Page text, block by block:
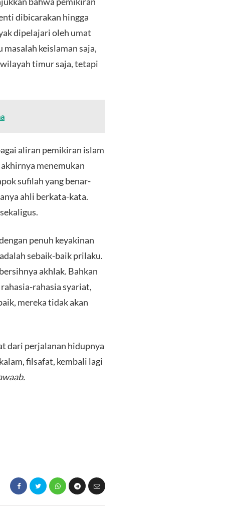
dibicarakan hingga
dipelajari oleh umat
keislaman saja,
timur saja, tetapi
aliran pemikiran islam
menemukan
sufilah yang benar-
ahli berkata-kata.
penuh keyakinan
sebaik-baik prilaku.
akhlak. Bahkan
rahasia syariat,
mereka tidak akan
dari perjalanan hidupnya
filsafat, kembali lagi